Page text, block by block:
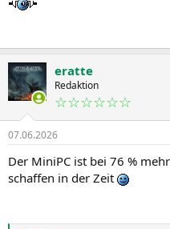
eratte
Redaktion
☆☆☆☆☆☆
07.06.2026
Der MiniPC ist bei 76 %
schaffen in der Zeit